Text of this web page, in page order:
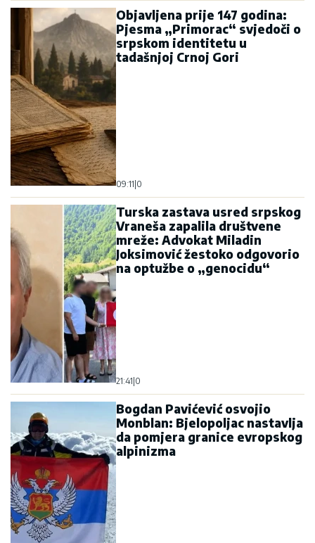
Objavljena prije 147 godina:
Pjesma „Primorac“ svjedoči o
srpskom identitetu u
tadašnjoj Crnoj Gori
09:11 0
Turska zastava usred srpskog
Vraneša zapalila društvene
mreže: Advokat Miladin
Joksimović žestoko odgovorio
na optužbe o „genocidu“
21:41 0
Bogdan Pavićević osvojio
Monblan: Bjelopoljac nastavlja
da pomjera granice evropskog
alpinizma